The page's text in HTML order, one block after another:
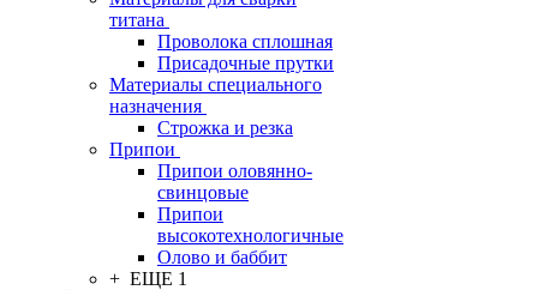
титана
Проволока сплошная
Присадочные прутки
Материалы специального
назначения
Строжка и резка
Припои
Припои оловянно-
свинцовые
Припои
высокотехнологичные
Олово и баббит
+ ЕЩЕ 1